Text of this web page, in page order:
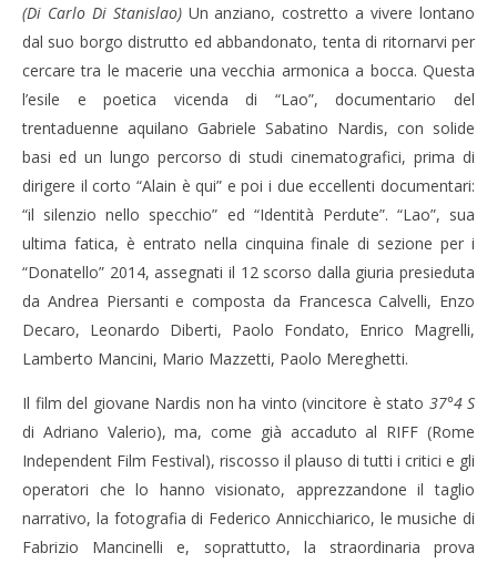
NOW VIEWING
Nardis ci riempie d’orgoglio
13/05/2014
Redazione
(Di Carlo Di Stanislao) Un anziano, costretto a vivere lontano
dal suo borgo distrutto ed abbandonato, tenta di ritornarvi per
cercare tra le macerie una vecchia armonica a bocca. Questa
l’esile e poetica vicenda di “Lao”, documentario del
trentaduenne aquilano Gabriele Sabatino Nardis, con solide
basi ed un lungo percorso di studi cinematografici, prima di
dirigere il corto “Alain è qui” e poi i due eccellenti documentari:
“il silenzio nello specchio” ed “Identità Perdute”. “Lao”, sua
ultima fatica, è entrato nella cinquina finale di sezione per i
“Donatello” 2014, assegnati il 12 scorso dalla giuria presieduta
da Andrea Piersanti e composta da Francesca Calvelli, Enzo
Decaro, Leonardo Diberti, Paolo Fondato, Enrico Magrelli,
Lamberto Mancini, Mario Mazzetti, Paolo Mereghetti.
Il film del giovane Nardis non ha vinto (vincitore è stato 37°4 S
di Adriano Valerio), ma, come già accaduto al RIFF (Rome
Independent Film Festival), riscosso il plauso di tutti i critici e gli
operatori che lo hanno visionato, apprezzandone il taglio
narrativo, la fotografia di Federico Annicchiarico, le musiche di
Fabrizio Mancinelli e, soprattutto, la straordinaria prova